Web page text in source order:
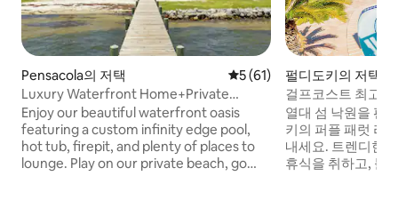
Pensacola의 저택 평점 5점(5점 만점), 후기 61
5 (61)
Luxury Waterfront Home+Private
Beach+Infinity Pool
Enjoy our beautiful waterfront oasis
featuring a custom infinity edge pool,
hot tub, firepit, and plenty of places to
lounge. Play on our private beach, go
펄디도키의 저택
걸프코스트 최고
랜드 바카
열대 섬 낙원을 편
키의 퍼플 패럿 리
내세요. 트렌디한
휴식을 취하고, 불